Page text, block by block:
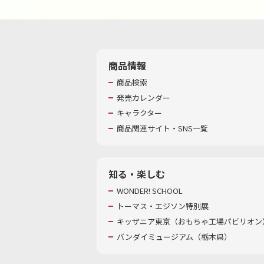
商品情報
商品検索
発売カレンダー
キャラクター
商品関連サイト・SNS一覧
知る・楽しむ
WONDER! SCHOOL
トーマス・エジソン特別展
キッザニア東京（おもちゃ工場パビリオ
バンダイミュージアム（栃木県）